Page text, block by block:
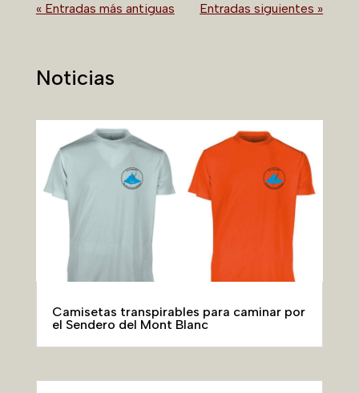
« Entradas más antiguas Entradas siguientes »
Noticias
Camisetas transpirables para caminar por
el Sendero del Mont Blanc